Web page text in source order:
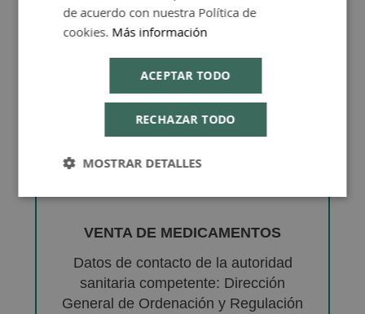
VENTA DE MEDICAMENTOS
Datos de contacto de la autoridad
sanitaria competente: Dirección
General de Ordenación y Regulación
de acuerdo con nuestra Política de
cookies. Más información
ACEPTAR TODO
RECHAZAR TODO
MOSTRAR DETALLES